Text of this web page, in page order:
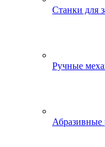
Станки для
Ручные
Абразивные